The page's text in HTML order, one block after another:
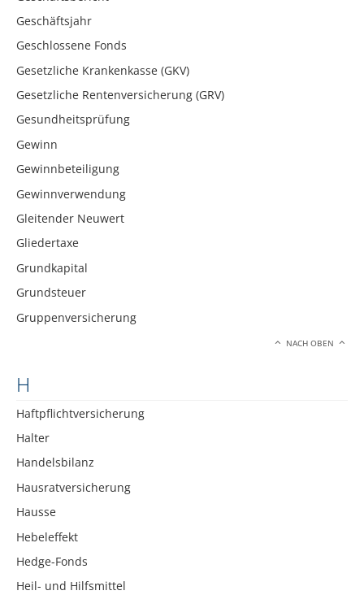
Geschäftsjahr
Geschlossene Fonds
Gesetzliche Krankenkasse (GKV)
Gesetzliche Rentenversicherung (GRV)
Gesundheitsprüfung
Gewinn
Gewinnbeteiligung
Gewinnverwendung
Gleitender Neuwert
Gliedertaxe
Grundkapital
Grundsteuer
Gruppenversicherung
NACH OBEN
H
Haftpflichtversicherung
Halter
Handelsbilanz
Hausratversicherung
Hausse
Hebeleffekt
Hedge-Fonds
Heil- und Hilfsmittel